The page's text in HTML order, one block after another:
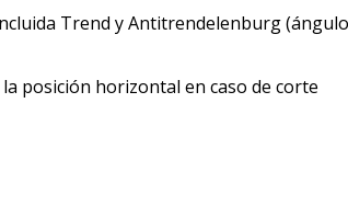
Trend y Antitrendelenburg
posición horizontal en caso de corte